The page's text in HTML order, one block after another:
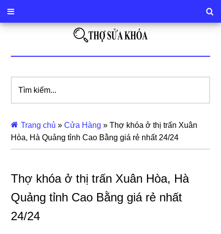
kiếm...
Trang chủ »Cửa Hàng »Thợ khóa ở thị trấn Xuân
Hòa, Hà Quảng tỉnh Cao Bằng giá rẻ nhất 24/24
Thợ khóa ở thị trấn Xuân Hòa, Hà
Quảng tỉnh Cao Bằng giá rẻ nhất
24/24